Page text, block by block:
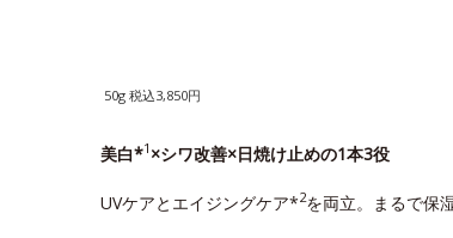
50g 税込3,850円
美白*1 ×シワ改善×日焼け止めの1本3役
UVケアとエイジングケア*2を両立。まるで保